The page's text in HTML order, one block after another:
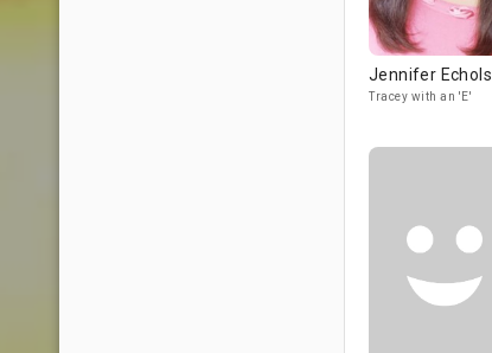
Jennifer Echols
Tracey with an 'E'